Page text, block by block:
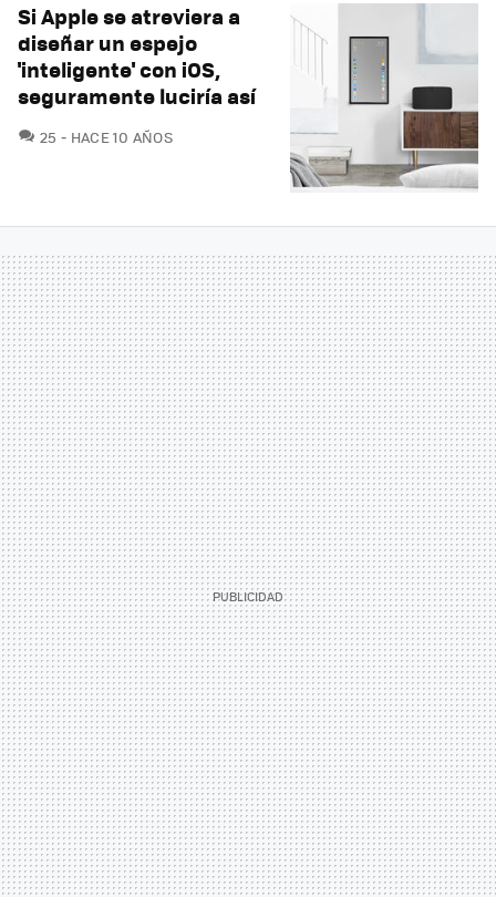
Si Apple se atreviera a
diseñar un espejo
'inteligente' con iOS,
seguramente luciría así
25 COMENTARIOS
HACE 10 AÑOS